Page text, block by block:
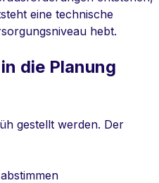
eine technische
hebt.
die Planung
gestellt werden. Der